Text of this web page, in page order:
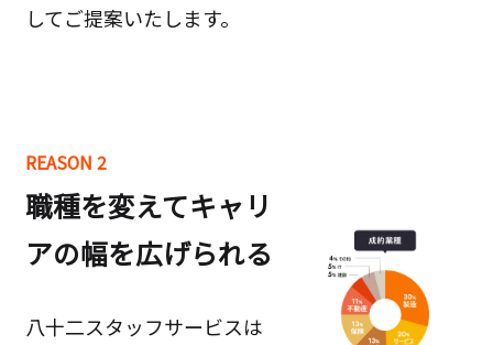
してご提案いたします。
REASON 2
職種を変えてキャリ
アの幅を広げられる
八十二スタッフサービスは